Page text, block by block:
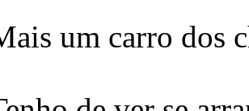
um carro dos